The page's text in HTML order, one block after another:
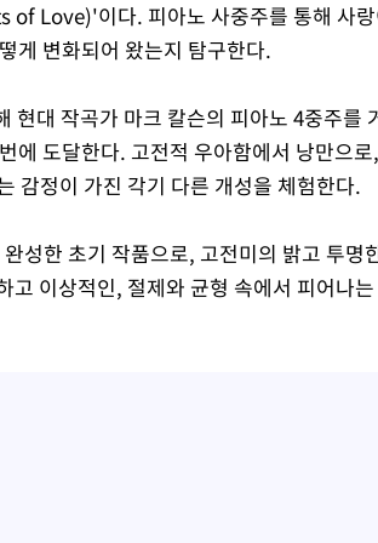
Love)'이다. 피아노 사중주를 통해 사
게 변화되어 왔는지 탐구한다.
현대 작곡가 마크 칼슨의 피아노 4중주를
도달한다. 고전적 우아함에서 낭만으로
감정이 가진 각기 다른 개성을 체험한다.
성한 초기 작품으로, 고전미의 밝고 투명
이상적인, 절제와 균형 속에서 피어나